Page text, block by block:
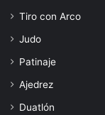
Tiro con Arco
Judo
Patinaje
Ajedrez
Duatlón